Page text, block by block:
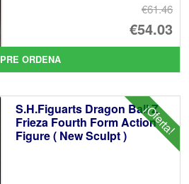
€61.46
El
€54.03
El
PRE ORDENA
¡Oferta!
S.H.Figuarts Dragon Ball Z
Frieza Fourth Form Action
Figure ( New Sculpt )